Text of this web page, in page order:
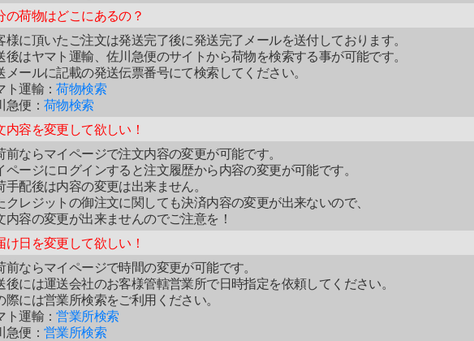
の荷物はどこにあるの？
様に頂いたご注文は発送完了後に発送完了メールを送付しております。
後はヤマト運輸、佐川急便のサイトから荷物を検索する事が可能です。
メールに記載の発送伝票番号にて検索してください。
ト運輸：荷物検索
急便： 荷物検索
内容を変更して欲しい！
前ならマイページで注文内容の変更が可能です。
ページにログインすると注文履歴から内容の変更が可能です。
手配後は内容の変更は出来ません。
クレジットの御注文に関しても決済内容の変更が出来ないので、
内容の変更が出来ませんのでご注意を！
け日を変更して欲しい！
前ならマイページで時間の変更が可能です。
後には運送会社のお客様管轄営業所で日時指定を依頼してください。
際には営業所検索をご利用ください。
ト運輸：営業所検索
急便： 営業所検索